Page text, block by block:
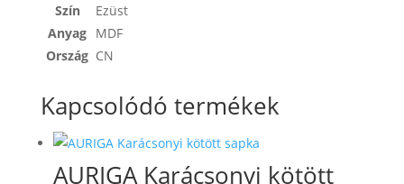
Szín
Ezüst
Anyag MDF
Ország CN
Kapcsolódó termékek
AURIGA Karácsonyi kötött